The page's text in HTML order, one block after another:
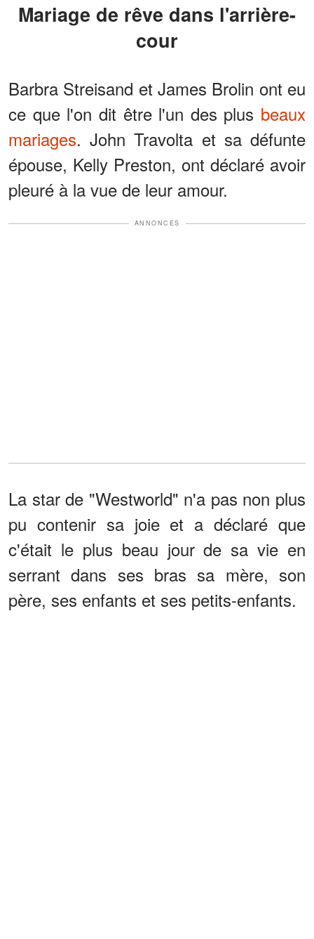
Mariage de rêve dans l'arrière-
cour
Barbra Streisand et James Brolin ont eu
ce que l'on dit être l'un des plus beaux
mariages. John Travolta et sa défunte
épouse, Kelly Preston, ont déclaré avoir
pleuré à la vue de leur amour.
ANNONCES
La star de "Westworld" n'a pas non plus
pu contenir sa joie et a déclaré que
c'était le plus beau jour de sa vie en
serrant dans ses bras sa mère, son
père, ses enfants et ses petits-enfants.